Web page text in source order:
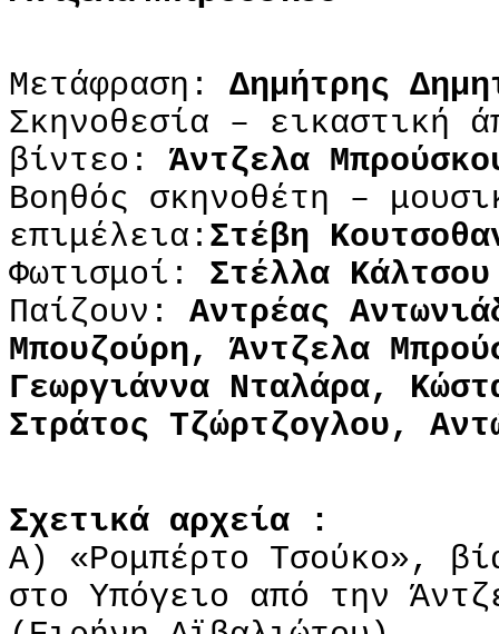
Μετάφραση:
Δημήτρης
Σκηνοθεσία – εικαστική
βίντεο:
Άντζελα
Βοηθός σκηνοθέτη –
επιμέλεια: Στέβη
Φωτισμοί:
Στέλλα Κάλτσου
Παίζουν:
Αντρέας
Μπουζούρη, Άντζελα
Γεωργιάννα Νταλάρα,
Στράτος Τζώρτζογλου,
Σχετικά αρχεία :
Α) «Ρομπέρτο Τσούκο»,
στο Υπόγειο από την